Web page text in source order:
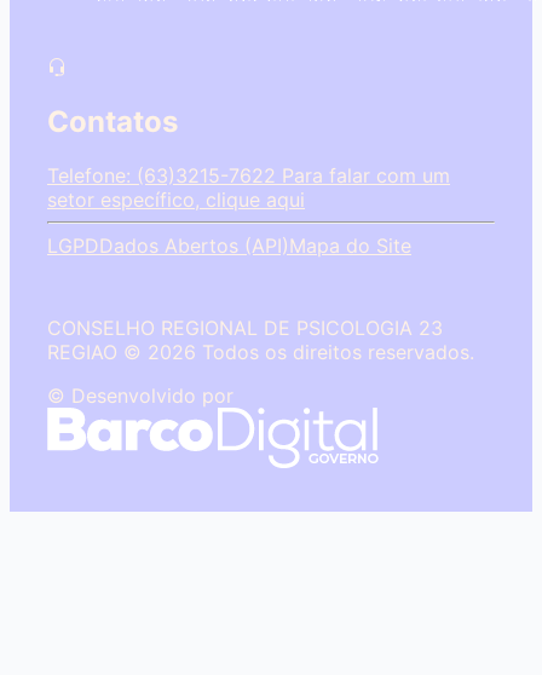
Contatos
Telefone: (63)3215-7622 Para falar com um
setor específico, clique aqui
LGPDDados Abertos (API)Mapa do Site
CONSELHO REGIONAL DE PSICOLOGIA 23
REGIAO © 2026 Todos os direitos reservados.
© Desenvolvido por